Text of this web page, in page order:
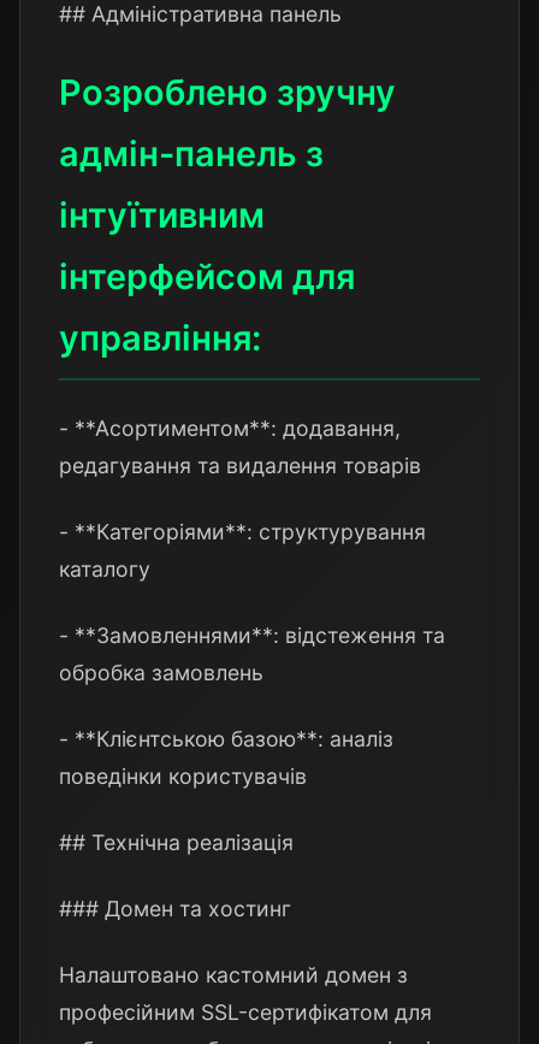
## Адміністративна панель
Розроблено зручну
адмін-панель з
інтуїтивним
інтерфейсом для
управління:
- **Асортиментом**: додавання,
редагування та видалення товарів
- **Категоріями**: структурування
каталогу
- **Замовленнями**: відстеження та
обробка замовлень
- **Клієнтською базою**: аналіз
поведінки користувачів
## Технічна реалізація
### Домен та хостинг
Налаштовано кастомний домен з
професійним SSL-сертифікатом для